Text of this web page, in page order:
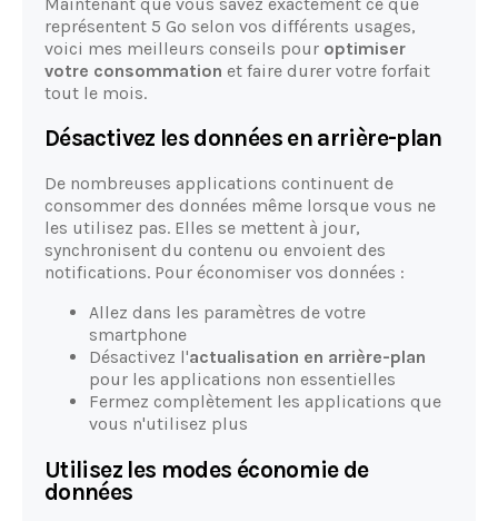
représentent 5 Go selon vos différents usages,
voici mes meilleurs conseils pour optimiser
votre consommation et faire durer votre forfait
tout le mois.
Désactivez les données en arrière-plan
De nombreuses applications continuent de
consommer des données même lorsque vous ne
les utilisez pas. Elles se mettent à jour,
synchronisent du contenu ou envoient des
notifications. Pour économiser vos données :
Allez dans les paramètres de votre
smartphone
Désactivez l'actualisation en arrière-plan
pour les applications non essentielles
Fermez complètement les applications que
vous n'utilisez plus
Utilisez les modes économie de
données